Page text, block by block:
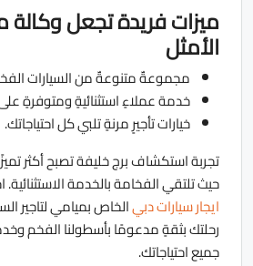
ميزات فريدة تجعل وكالة
الأمثل
مجموعةٌ متنوعةٌ من السيارات
خدمة عملاءٍ استثنائيةٍ ومتوفرةٍ
خيارات تأجيرٍ مرنةٍ تلبي كل احتياجاتك.
تجربة استكشاف برج خليفة تصبح أكثر
حيث تلتقي الفخامة بالخدمة
ايجار سيارات دبيالخاص بميامي لتاجير
رحلتك بثقةٍ مدعومًا بأسطولنا الفخم
جميع احتياجاتك.